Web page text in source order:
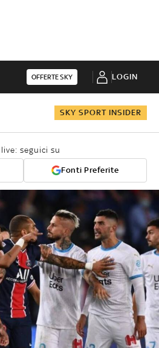
OFFERTE SKY LOGIN
SKY SPORT INSIDER
seguici su
Fonti Preferite